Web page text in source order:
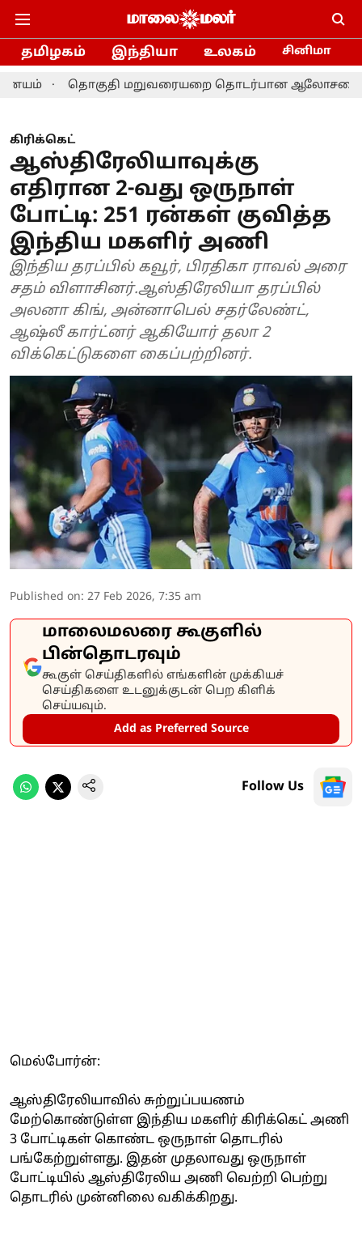
தமிழகம் இந்தியா உலகம் சினிமா
தொகுதி மறுவரையறை தொடர்பான ஆலோசனை: தமிழக
கிரிக்கெட்
ஆஸ்திரேலியாவுக்கு
எதிரான 2-வது ஒருநாள்
போட்டி: 251 ரன்கள் குவித்த
இந்திய மகளிர் அணி
இந்திய தரப்பில் கவூர், பிரதிகா ராவல் அரை
சதம் விளாசினர்.ஆஸ்திரேலியா தரப்பில்
அலனா கிங், அன்னாபெல் சதர்லேண்ட்,
ஆஷ்லீ கார்ட்னர் ஆகியோர் தலா 2
விக்கெட்டுகளை கைப்பற்றினர்.
Published on: 27 Feb 2026, 7:35 am
மாலைமலரை கூகுளில்
பின்தொடரவும்
கூகுள் செய்திகளில் எங்களின் முக்கியச்
செய்திகளை உடனுக்குடன் பெற கிளிக்
செய்யவும்.
Add as Preferred Source
Follow Us
மெல்போர்ன்:
ஆஸ்திரேலியாவில் சுற்றுப்பயணம்
மேற்கொண்டுள்ள இந்திய மகளிர் கிரிக்கெட் அணி
3 போட்டிகள் கொண்ட ஒருநாள் தொடரில்
பங்கேற்றுள்ளது. இதன் முதலாவது ஒருநாள்
போட்டியில் ஆஸ்திரேலிய அணி வெற்றி பெற்று
தொடரில் முன்னிலை வகிக்கிறது.